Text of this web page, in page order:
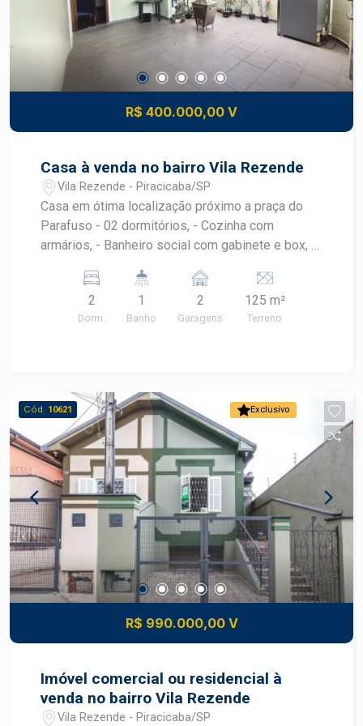
R$ 400.000,00 V
Casa à venda no bairro Vila Rezende
Vila Rezende - Piracicaba/SP
Casa em ótima localização próximo a praça do
Parafuso - 02 dormitórios, - Cozinha com
armários, - Banheiro social com gabinete e box, -
coberta outra descoberta, entrada lateral. - Área
externa com banheiro e quarto de despejo.
2
Dorm.
1
Banho
2
Garagens
125 m²
Terreno
Exclusivo
Cód. 10621
R$ 990.000,00 V
Imóvel comercial ou residencial à
venda no bairro Vila Rezende
Vila Rezende - Piracicaba/SP